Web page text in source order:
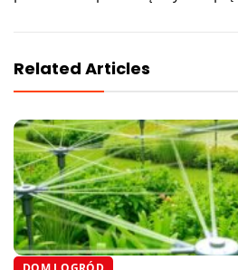
Related Articles